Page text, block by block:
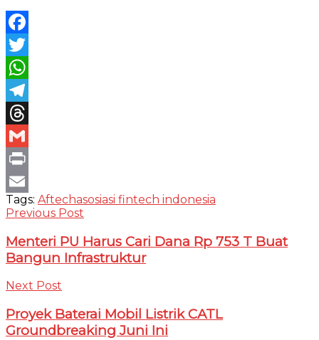
Facebook
Twitter
WhatsApp
Telegram
Threads
Gmail
Print
Email
Tags: Aftechasosiasi fintech indonesia
Previous Post
Menteri PU Harus Cari Dana Rp 753 T Buat
Bangun Infrastruktur
Next Post
Proyek Baterai Mobil Listrik CATL
Groundbreaking Juni Ini